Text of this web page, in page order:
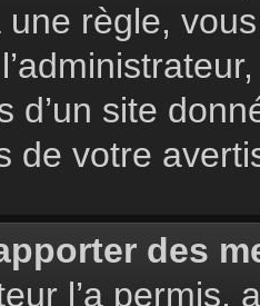
règle,
d’un site
de votre
des
l’a